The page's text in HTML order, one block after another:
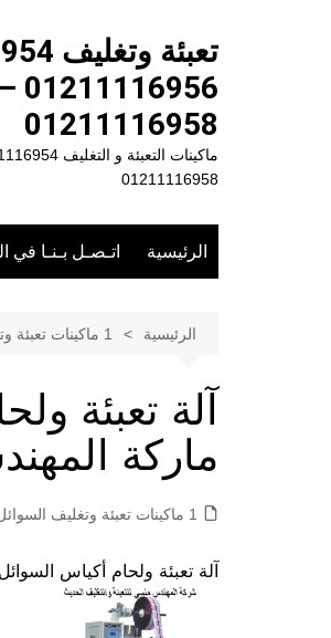
01211116956 –
01211116958
01211116958
الرئيسية اتـصـل بـنـا في
الرئيسية 1 ماكينات تعبئة وتغليف السوائل فى اكياس
ماركة
1 ماكينات تعبئة وتغليف السوائل فى اكياس
آلة تعبئة ولحام أكياس السوائل موديل 505 ماركة